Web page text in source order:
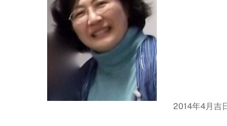
2014年4月吉日